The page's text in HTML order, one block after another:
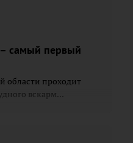
самый первый
области проходит
вскарм...